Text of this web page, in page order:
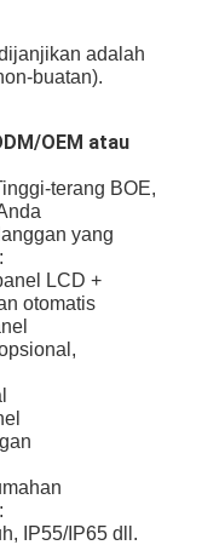
adalah
buatan).
OEM atau
terang BOE,
yang
LCD +
otomatis
IP55/IP65 dll.